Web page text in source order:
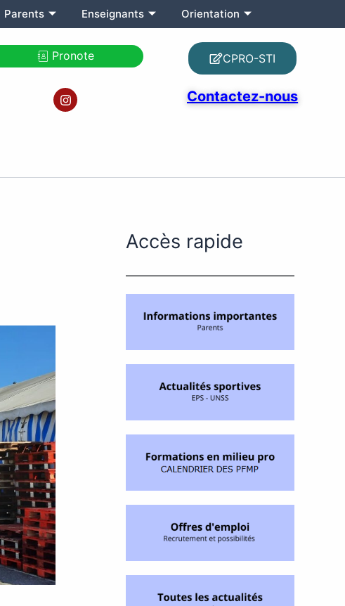
Parents Enseignants Orientation
Pronote CPRO-STI
I
n
a
Contactez-nous
Accès rapide